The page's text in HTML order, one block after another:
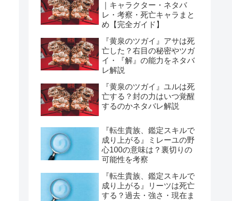
｜キャラクター・ネタバ
レ・考察・死亡キャラまと
め【完全ガイド】
『黄泉のツガイ』アサは死
亡した？右目の秘密やツガ
イ・『解』の能力をネタバ
レ解説
『黄泉のツガイ』ユルは死
亡する？封の力はいつ覚醒
するのかネタバレ解説
『転生貴族、鑑定スキルで
成り上がる』ミレーユの野
心100の意味は？裏切りの
可能性を考察
『転生貴族、鑑定スキルで
成り上がる』リーツは死亡
する？過去・強さ・現在ま